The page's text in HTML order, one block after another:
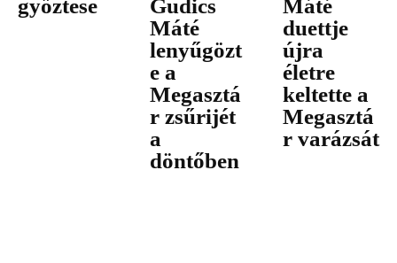
győztese
Gudics
Máté
lenyűgözt
e a
Megasztá
r zsűrijét
a
döntőben
Máté
duettje
újra
életre
keltette a
Megasztá
r varázsát